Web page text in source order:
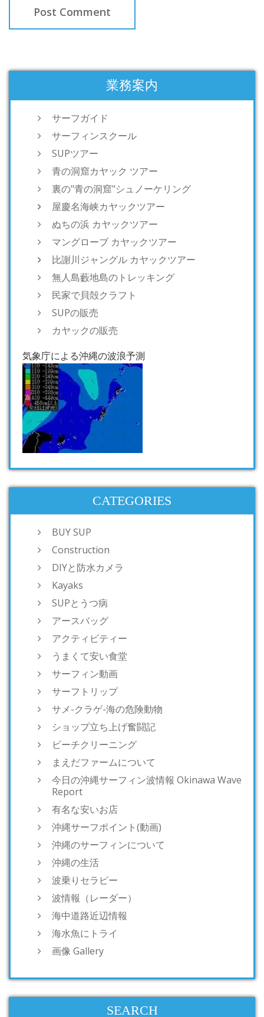
業務案内
サーフガイド
サーフィンスクール
SUPツアー
青の洞窟カヤック ツアー
裏の"青の洞窟"シュノーケリング
屋慶名海峡カヤックツアー
ぬちの浜 カヤックツアー
マングローブ カヤックツアー
比謝川ジャングル カヤックツアー
無人島藪地島のトレッキング
民家で貝殻クラフト
SUPの販売
カヤックの販売
気象庁による沖縄の波浪予測
CATEGORIES
BUY SUP
Construction
DIYと防水カメラ
Kayaks
SUPとうつ病
アースバッグ
アクティビティー
うまくて安い食堂
サーフィン動画
サーフトリップ
サメ-クラゲ-海の危険動物
ショップ立ち上げ奮闘記
ビーチクリーニング
まえだファームについて
今日の沖縄サーフィン波情報 Okinawa Wave
Report
有名な安いお店
沖縄サーフポイント(動画)
沖縄のサーフィンについて
沖縄の生活
波乗りセラピー
波情報（レーダー）
海中道路近辺情報
海水魚にトライ
画像 Gallery
SEARCH